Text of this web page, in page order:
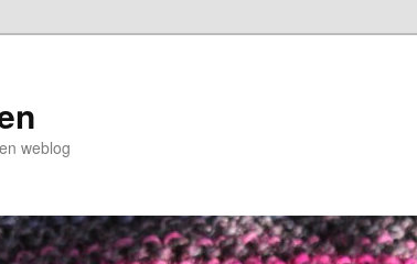
weblog